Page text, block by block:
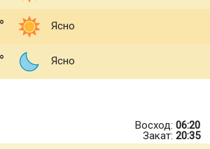
Ясно
Ясно
Восход: 06:20
Закат: 20:35